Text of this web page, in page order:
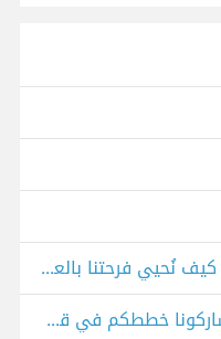
عيد أضحى مبارك آل حسوب I/O، كيف نُحيي فرحتنا بالعيد بأساليب بسيطة تُعيد للقلوب بهجتها؟
عيد فطر مبارك آل حسوب I/O، شاركونا خططكم في قضاء إجازة العيد